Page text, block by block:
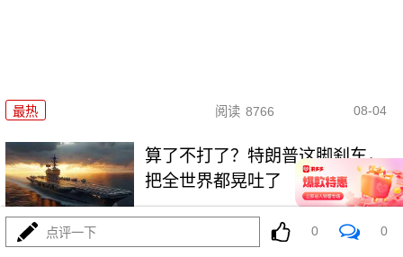
最热 阅读 8766 08-04
算了不打了？特朗普这脚刹车，
把全世界都晃吐了
阅读 16075
点评一下 0 0